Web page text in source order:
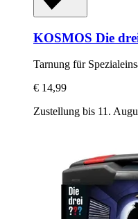
KOSMOS Die
Tarnung für
€ 14,99
Zustellung bis 11.